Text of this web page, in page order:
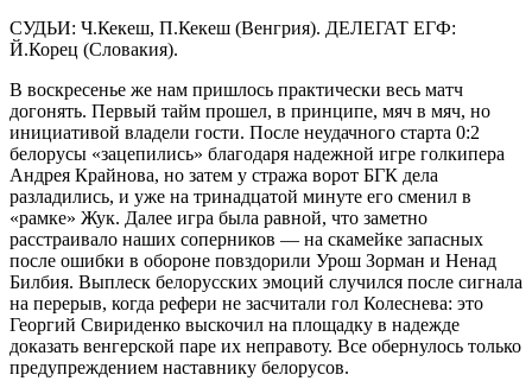
СУДЬИ: Ч.Кекеш, П.Кекеш (Венгрия). ДЕЛЕГАТ ЕГФ:
Й.Корец (Словакия).
В воскресенье же нам пришлось практически весь матч
догонять. Первый тайм прошел, в принципе, мяч в мяч, но
инициативой владели гости. После неудачного старта 0:2
белорусы «зацепились» благодаря надежной игре голкипера
Андрея Крайнова, но затем у стража ворот БГК дела
разладились, и уже на тринадцатой минуте его сменил в
«рамке» Жук. Далее игра была равной, что заметно
расстраивало наших соперников — на скамейке запасных
после ошибки в обороне повздорили Урош Зорман и Ненад
Билбия. Выплеск белорусских эмоций случился после сигнала
на перерыв, когда рефери не засчитали гол Колеснева: это
Георгий Свириденко выскочил на площадку в надежде
доказать венгерской паре их неправоту. Все обернулось только
предупреждением наставнику белорусов.